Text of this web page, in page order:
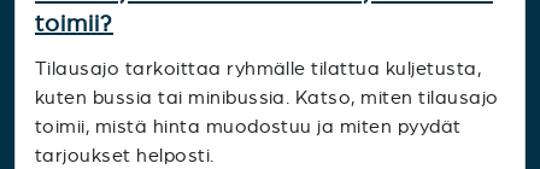
toimii?
Tilausajo tarkoittaa ryhmälle tilattua kuljetusta,
kuten bussia tai minibussia. Katso, miten tilausajo
toimii, mistä hinta muodostuu ja miten pyydät
tarjoukset helposti.